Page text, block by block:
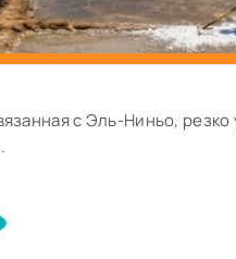
с Эль-Ниньо,